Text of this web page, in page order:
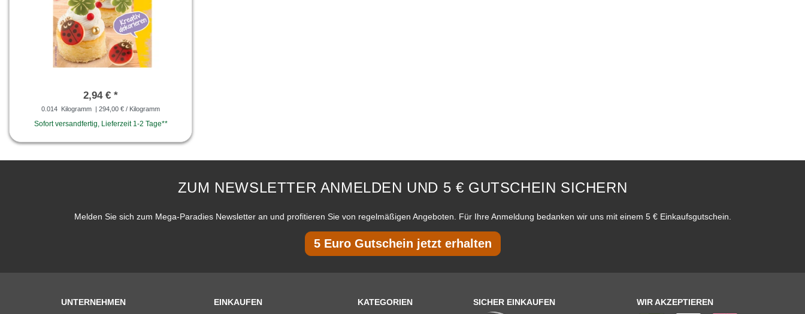
2,94 € *
0.014 Kilogramm | 294,00 € / Kilogramm
Sofort versandfertig, Lieferzeit 1-2 Tage**
ZUM NEWSLETTER ANMELDEN UND 5 € GUTSCHEIN SICHERN
Melden Sie sich zum Mega-Paradies Newsletter an und profitieren Sie von regelmäßigen Angeboten. Für Ihre Anmeldung bedanken wir uns mit einem 5 € Einkaufsgutschein.
5 Euro Gutschein jetzt erhalten
UNTERNEHMEN
EINKAUFEN
KATEGORIEN
SICHER EINKAUFEN WIR AKZEPTIEREN